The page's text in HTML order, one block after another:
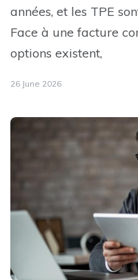
années, et les TPE
Face à une facture
options existent,
26 June 2026